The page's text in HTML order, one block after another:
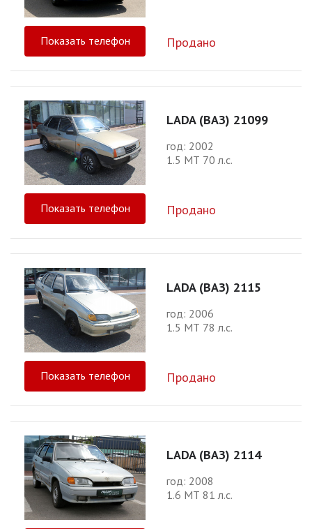
Показать телефон Продано
LADA (ВАЗ) 21099
год: 2002
1.5 МТ 70 л.с.
Показать телефон Продано
LADA (ВАЗ) 2115
год: 2006
1.5 МТ 78 л.с.
Показать телефон Продано
LADA (ВАЗ) 2114
год: 2008
1.6 МТ 81 л.с.